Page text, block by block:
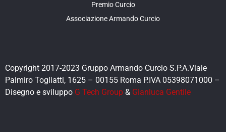
Premio Curcio
Associazione Armando Curcio
Copyright 2017-2023 Gruppo Armando Curcio S.P.A.Viale
Palmiro Togliatti, 1625 – 00155 Roma P.IVA 05398071000 –
Disegno e sviluppo G Tech Group & Gianluca Gentile